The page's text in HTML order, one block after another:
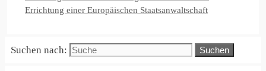
Errichtung einer Europäischen Staatsanwaltschaft
Suchen nach: